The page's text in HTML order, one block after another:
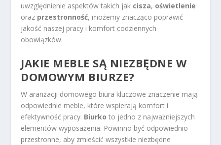
uwzględnienie aspektów takich jak cisza, oświetlenie
oraz przestronność, możemy znacząco poprawić
jakość naszej pracy i komfort codziennych
obowiązków.
JAKIE MEBLE SĄ NIEZBĘDNE W
DOMOWYM BIURZE?
W aranżacji domowego biura kluczowe znaczenie mają
odpowiednie meble, które wspierają komfort i
efektywność pracy. Biurko to jedno z najważniejszych
elementów wyposażenia. Powinno być odpowiednio
przestronne, aby zmieścić wszystkie niezbędne